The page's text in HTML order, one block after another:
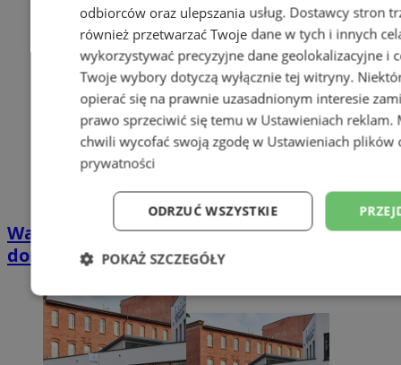
Wakacyjny wypoczynek nad Bałtykiem w
domkach Szmaragdowe Morze
odbiorców oraz ulepszania usług. Dostawcy stron
również przetwarzać Twoje dane w tych i innych
wykorzystywać precyzyjne dane geolokalizacyjne i
Twoje wybory dotyczą wyłącznie tej witryny.
opierać się na prawnie uzasadnionym interesie
prawo sprzeciwić się temu w Ustawieniach reklam.
chwili wycofać swoją zgodę w Ustawieniach plików
prywatności
ODRZUĆ WSZYSTKIE
POKAŻ SZCZEGÓŁY
Niezbędne Wydajność